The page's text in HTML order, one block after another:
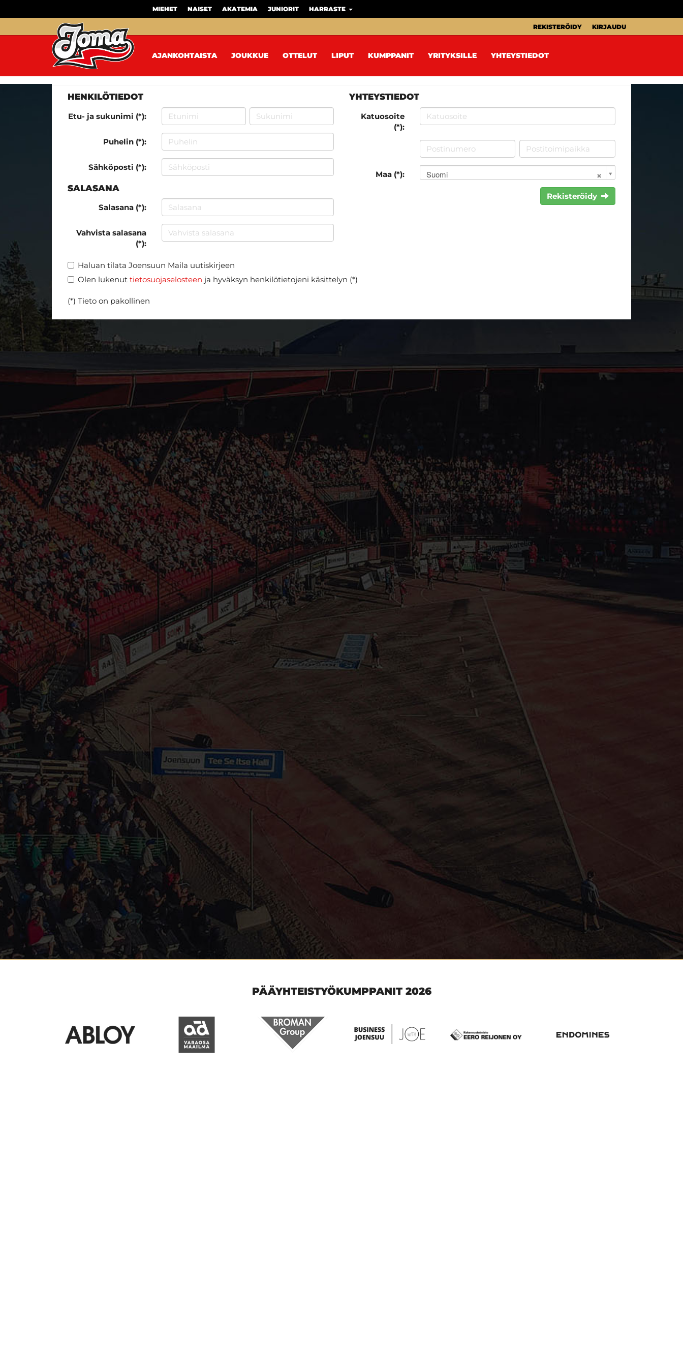
MIEHET NAISET AKATEMIA JUNIORIT HARRASTE
REKISTERÖIDY KIRJAUDU
AJANKOHTAISTA JOUKKUE OTTELUT LIPUT KUMPPANIT YRITYKSILLE YHTEYSTIEDOT
HENKILÖTIEDOT
Etu- ja sukunimi (*):
Puhelin (*):
Sähköposti (*):
SALASANA
Salasana (*):
Vahvista salasana
(*):
YHTEYSTIEDOT
Katuosoite
(*):
Maa (*): Suomi
Rekisteröidy
Haluan tilata Joensuun Maila uutiskirjeen
Olen lukenut tietosuojaselosteen ja hyväksyn henkilötietojeni käsittelyn (*)
(*) Tieto on pakollinen
PÄÄYHTEISTYÖKUMPPANIT 2026